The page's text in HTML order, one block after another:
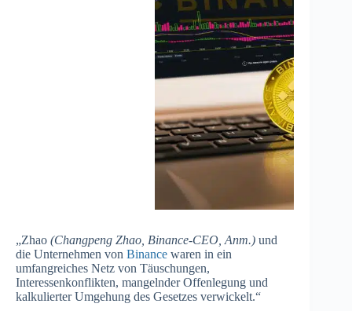
„Zhao (Changpeng Zhao, Binance-CEO, Anm.) und
die Unternehmen von Binance waren in ein
umfangreiches Netz von Täuschungen,
Interessenkonflikten, mangelnder Offenlegung und
kalkulierter Umgehung des Gesetzes verwickelt.“